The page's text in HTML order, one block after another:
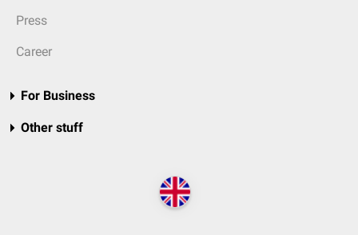
Press
Career
For Business
Other stuff